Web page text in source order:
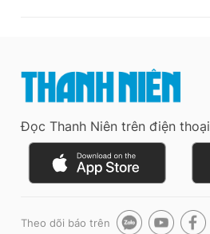
Đọc Thanh Niên trên điện thoại
Theo dõi báo trên